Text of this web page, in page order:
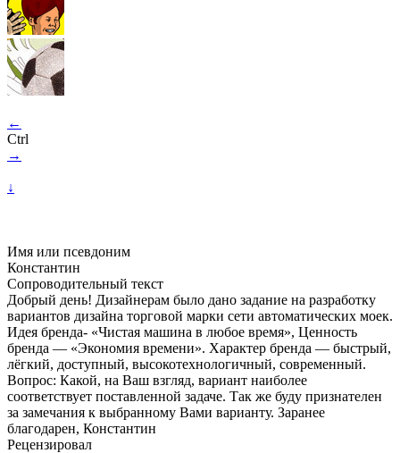
←
Ctrl
→
↓
Имя или псевдоним
Константин
Сопроводительный текст
Добрый день! Дизайнерам было дано задание на разработку
вариантов дизайна торговой марки сети автоматических моек.
Идея бренда- «Чистая машина в любое время», Ценность
бренда — «Экономия времени». Характер бренда — быстрый,
лёгкий, доступный, высокотехнологичный, современный.
Вопрос: Какой, на Ваш взгляд, вариант наиболее
соответствует поставленной задаче. Так же буду признателен
за замечания к выбранному Вами варианту. Заранее
благодарен, Константин
Рецензировал